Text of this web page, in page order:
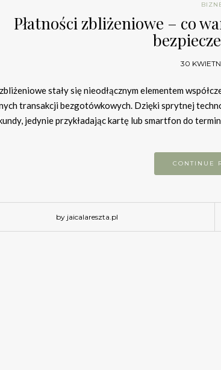
Płatności zbliżeniowe – co
30
stały się nieodłącznym elementem
transakcji bezgotówkowych. Dzięki sprytnej
jedynie przykładając kartę lub smartfon do
CONTINUE
by jaicalareszta.pl